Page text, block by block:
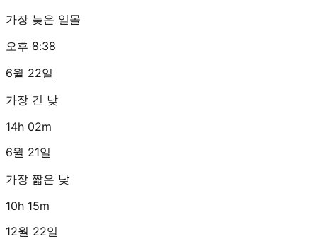
가장 늦은 일몰
오후 8:38
6월 22일
가장 긴 낮
14h 02m
6월 21일
가장 짧은 낮
10h 15m
12월 22일